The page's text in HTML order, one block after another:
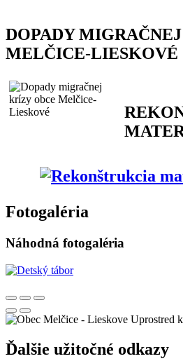
DOPADY
MELČICE-LIESKOVÉ
Fotogaléria
Náhodná fotogaléria
Uprostred
Ďalšie užitočné odkazy